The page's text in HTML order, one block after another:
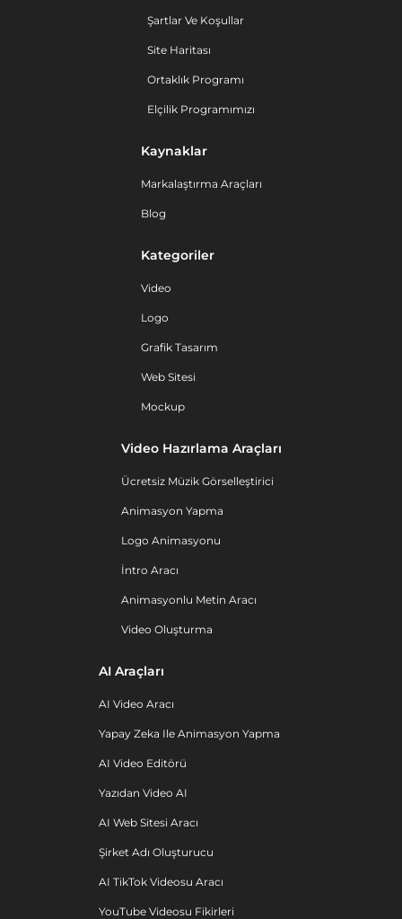
Şartlar Ve Koşullar
Site Haritası
Ortaklık Programı
Elçilik Programımızı
Kaynaklar
Markalaştırma Araçları
Blog
Kategoriler
Video
Logo
Grafik Tasarım
Web Sitesi
Mockup
Video Hazırlama Araçları
Ücretsiz Müzik Görselleştirici
Animasyon Yapma
Logo Animasyonu
İntro Aracı
Animasyonlu Metin Aracı
Video Oluşturma
AI Araçları
AI Video Aracı
Yapay Zeka Ile Animasyon Yapma
AI Video Editörü
Yazıdan Video AI
AI Web Sitesi Aracı
Şirket Adı Oluşturucu
AI TikTok Videosu Aracı
YouTube Videosu Fikirleri